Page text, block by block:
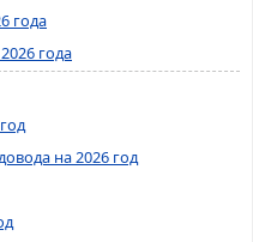
года
года
на 2026 год